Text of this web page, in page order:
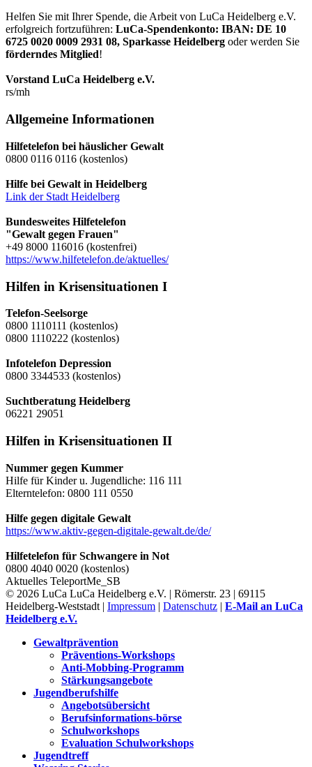
Helfen Sie mit Ihrer Spende, die Arbeit von LuCa Heidelberg e.V.
erfolgreich fortzuführen: LuCa-Spendenkonto: IBAN: DE 10
6725 0020 0009 2931 08, Sparkasse Heidelberg oder werden Sie
förderndes Mitglied!
Vorstand LuCa Heidelberg e.V.
rs/mh
Allgemeine Informationen
Hilfetelefon bei häuslicher Gewalt
0800 0116 0116 (kostenlos)
Hilfe bei Gewalt in Heidelberg
Link der Stadt Heidelberg
Bundesweites Hilfetelefon
"Gewalt gegen Frauen"
+49 8000 116016 (kostenfrei)
https://www.hilfetelefon.de/aktuelles/
Hilfen in Krisensituationen I
Telefon-Seelsorge
0800 1110111 (kostenlos)
0800 1110222 (kostenlos)
Infotelefon Depression
0800 3344533 (kostenlos)
Suchtberatung Heidelberg
06221 29051
Hilfen in Krisensituationen II
Nummer gegen Kummer
Hilfe für Kinder u. Jugendliche: 116 111
Elterntelefon: 0800 111 0550
Hilfe gegen digitale Gewalt
https://www.aktiv-gegen-digitale-gewalt.de/de/
Hilfetelefon für Schwangere in Not
0800 4040 0020 (kostenlos)
Aktuelles TeleportMe_SB
© 2026 LuCa LuCa Heidelberg e.V. | Römerstr. 23 | 69115
Heidelberg-Weststadt | Impressum | Datenschutz | E-Mail an LuCa
Heidelberg e.V.
Gewaltprävention
Präventions-Workshops
Anti-Mobbing-Programm
Stärkungsangebote
Jugendberufshilfe
Angebotsübersicht
Berufsinformations-börse
Schulworkshops
Evaluation Schulworkshops
Jugendtreff